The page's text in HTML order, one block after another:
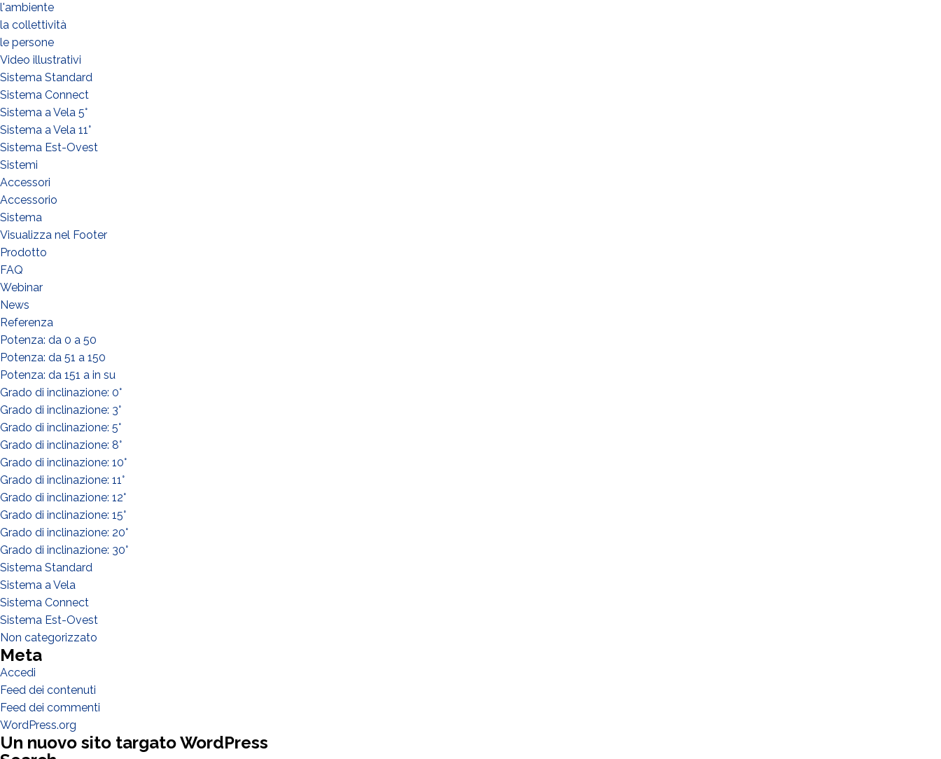
l'ambiente
la collettività
le persone
Video illustrativi
Sistema Standard
Sistema Connect
Sistema a Vela 5°
Sistema a Vela 11°
Sistema Est-Ovest
Sistemi
Accessori
Accessorio
Sistema
Visualizza nel Footer
Prodotto
FAQ
Webinar
News
Referenza
Potenza: da 0 a 50
Potenza: da 51 a 150
Potenza: da 151 a in su
Grado di inclinazione: 0°
Grado di inclinazione: 3°
Grado di inclinazione: 5°
Grado di inclinazione: 8°
Grado di inclinazione: 10°
Grado di inclinazione: 11°
Grado di inclinazione: 12°
Grado di inclinazione: 15°
Grado di inclinazione: 20°
Grado di inclinazione: 30°
Sistema Standard
Sistema a Vela
Sistema Connect
Sistema Est-Ovest
Non categorizzato
Meta
Accedi
Feed dei contenuti
Feed dei commenti
WordPress.org
Un nuovo sito targato WordPress